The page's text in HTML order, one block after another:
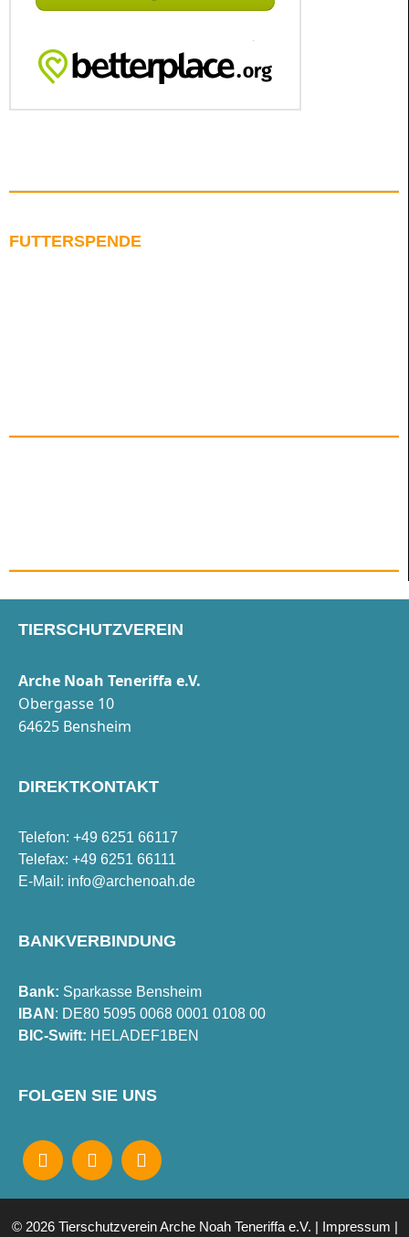
FUTTERSPENDE
TIERSCHUTZVEREIN
Arche Noah Teneriffa e.V.
Obergasse 10
64625 Bensheim
DIREKTKONTAKT
Telefon: +49 6251 66117
Telefax: +49 6251 66111
E-Mail: info@archenoah.de
BANKVERBINDUNG
Bank: Sparkasse Bensheim
IBAN : DE80 5095 0068 0001 0108 00
BIC-Swift: HELADEF1BEN
FOLGEN SIE UNS
© 2026 Tierschutzverein Arche Noah Teneriffa e.V. | Impressum |